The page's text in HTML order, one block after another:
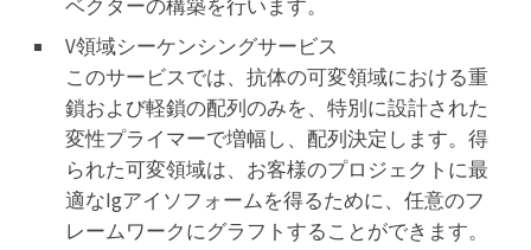
ベクターの構築を行います。
V領域シーケンシングサービス
このサービスでは、抗体の可変領域における重
鎖および軽鎖の配列のみを、特別に設計された
変性プライマーで増幅し、配列決定します。得
られた可変領域は、お客様のプロジェクトに最
適なIgアイソフォームを得るために、任意のフ
レームワークにグラフトすることができます。